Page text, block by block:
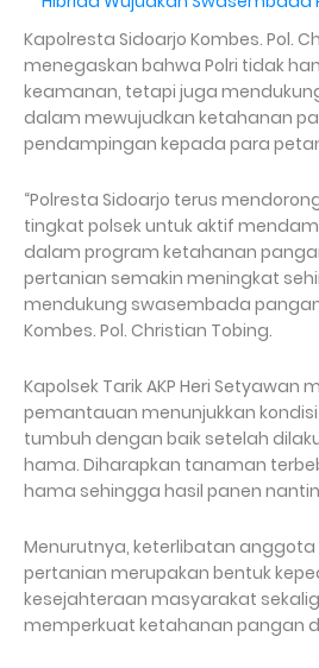
Kapolresta Sidoarjo Kombes. Pol.
menegaskan bahwa Polri tidak
keamanan, tetapi juga
dalam mewujudkan ketahanan
pendampingan kepada para
“Polresta Sidoarjo terus
tingkat polsek untuk aktif
dalam program ketahanan
pertanian semakin meningkat
mendukung swasembada
Kombes. Pol. Christian Tobing.
Kapolsek Tarik AKP Heri Setyawan
pemantauan menunjukkan
tumbuh dengan baik setelah
hama. Diharapkan tanaman
hama sehingga hasil panen
Menurutnya, keterlibatan anggota
pertanian merupakan bentuk
kesejahteraan masyarakat
memperkuat ketahanan pangan